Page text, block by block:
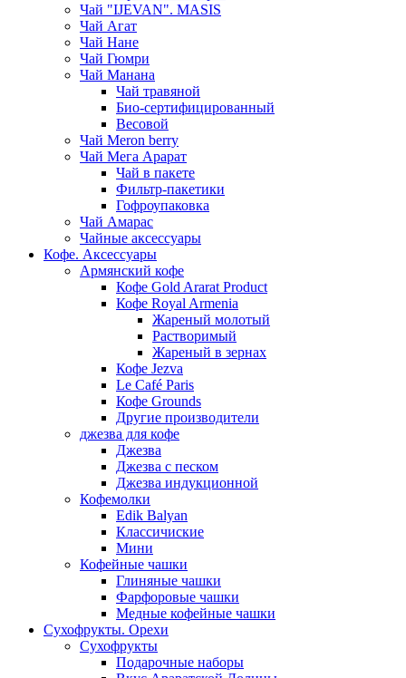
Чай "IJEVAN". MASIS
Чай Агат
Чай Нане
Чай Гюмри
Чай Манана
Чай травяной
Био-сертифицированный
Весовой
Чай Meron berry
Чай Мега Арарат
Чай в пакете
Фильтр-пакетики
Гофроупаковка
Чай Амарас
Чайные аксессуары
Кофе. Аксессуары
Армянский кофе
Кофе Gold Ararat Product
Кофе Royal Armenia
Жареный молотый
Растворимый
Жареный в зернах
Кофе Jezva
Le Café Paris
Кофе Grounds
Другие производители
джезва для кофе
Джезва
Джезва с песком
Джезва индукционной
Кофемолки
Edik Balyan
Классичиские
Мини
Кофейные чашки
Глиняные чашки
Фарфоровые чашки
Медные кофейные чашки
Сухофрукты. Орехи
Сухофрукты
Подарочные наборы